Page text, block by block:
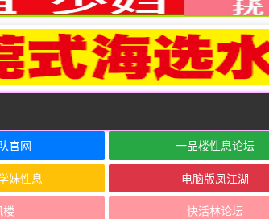
官网 一品楼性息论坛
妹性息 电脑版凤江湖
楼 快活林论坛